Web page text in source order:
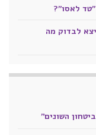
לאסו"?
לבדוק מה
השונים"